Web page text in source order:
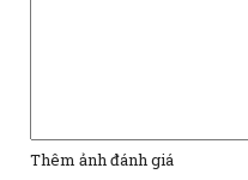
Thêm ảnh đánh giá